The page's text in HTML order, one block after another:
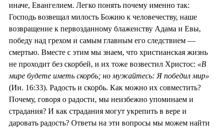
иначе, Евангелием. Легко понять почему именно так:
Господь возвещал милость Божию к человечеству, наше
возвращение к первозданному блаженству Адама и Евы,
победу над грехом и самым главным его следствием —
смертью. Вместе с этим мы знаем, что христианская жизнь
не проходит без скорбей, и их тоже возвестил Христос: «В
мире будете иметь скорбь; но мужайтесь: Я победил мир»
(Ин. 16:33). Радость и скорбь. Как можно их совместить?
Почему, говоря о радости, мы неизбежно упоминаем и
страдания? И как страдания могут укрепить в вере и
даровать радость? Ответы на эти вопросы мы можем найти